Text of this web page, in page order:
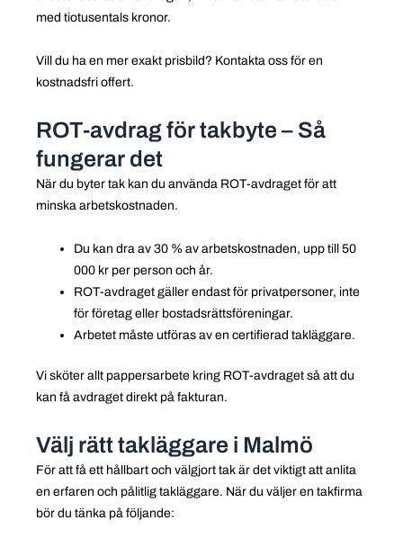
med tiotusentals kronor.
Vill du ha en mer exakt prisbild? Kontakta oss för en
kostnadsfri offert.
ROT-avdrag för takbyte – Så
fungerar det
När du byter tak kan du använda ROT-avdraget för att
minska arbetskostnaden.
Du kan dra av 30 % av arbetskostnaden, upp till 50
000 kr per person och år.
ROT-avdraget gäller endast för privatpersoner, inte
för företag eller bostadsrättsföreningar.
Arbetet måste utföras av en certifierad takläggare.
Vi sköter allt pappersarbete kring ROT-avdraget så att du
kan få avdraget direkt på fakturan.
Välj rätt takläggare i Malmö
För att få ett hållbart och välgjort tak är det viktigt att anlita
en erfaren och pålitlig takläggare. När du väljer en takfirma
bör du tänka på följande: